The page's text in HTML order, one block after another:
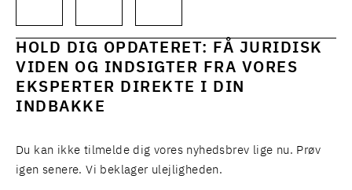
HOLD DIG OPDATERET: FÅ JURIDISK
VIDEN OG INDSIGTER FRA VORES
EKSPERTER DIREKTE I DIN
INDBAKKE
Du kan ikke tilmelde dig vores nyhedsbrev lige nu. Prøv
igen senere. Vi beklager ulejligheden.